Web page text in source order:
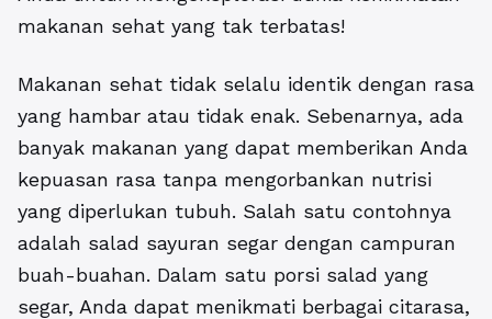
makanan sehat yang tak terbatas!
Makanan sehat tidak selalu identik dengan rasa
yang hambar atau tidak enak. Sebenarnya, ada
banyak makanan yang dapat memberikan Anda
kepuasan rasa tanpa mengorbankan nutrisi
yang diperlukan tubuh. Salah satu contohnya
adalah salad sayuran segar dengan campuran
buah-buahan. Dalam satu porsi salad yang
segar, Anda dapat menikmati berbagai citarasa,